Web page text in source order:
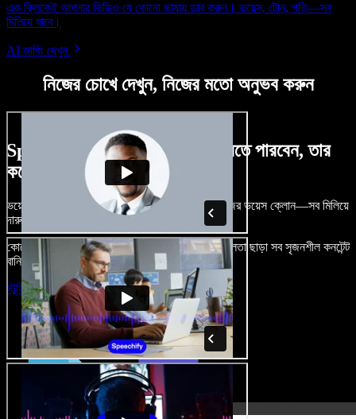
এক ক্লিকেই আপনার ভিডিও যে কোনো ভাষায় ডাব করুন। ভয়েস, টোন, গতি—সব
মিলিয়ে যাবে।
AI ডাবিং দেখুন
নিজের চোখে দেখুন, নিজের মতো অনুভব করুন
Speechify Studio দিয়ে কী কী করতে পারবেন, তার
কয়েকটা উদাহরণ দেখুন
ভয়েসওভার, রয়্যালটি-ফ্রি ছবি, অডিও, ভিডিও যোগ, নিজের ভয়েস ক্লোন—সব মিলিয়ে
দারুণ মনে রাখার মতো অডিও-ভিডিও প্রজেক্ট বানান।
কোনো শেখার ঝামেলা নেই, শুধু ব্রাউজারে খুলুন—আর দুর্বলতা ছাড়া সব সৃজনশীল কনটেন্ট
বানিয়ে ফেলুন।
স্টুডিও চালু করুন